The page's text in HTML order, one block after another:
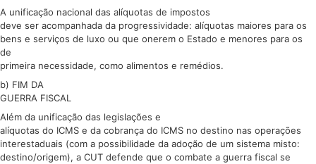
A unificação nacional das alíquotas de impostos
deve ser acompanhada da progressividade: alíquotas maiores para os
bens e serviços de luxo ou que onerem o Estado e menores para os
de
primeira necessidade, como alimentos e remédios.
b) FIM DA
GUERRA FISCAL
Além da unificação das legislações e
alíquotas do ICMS e da cobrança do ICMS no destino nas operações
interestaduais (com a possibilidade da adoção de um sistema misto:
destino/origem), a CUT defende que o combate a guerra fiscal se